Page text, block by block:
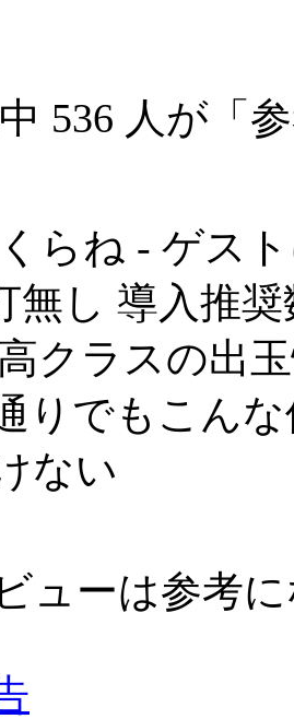
536 人が「
らね - ゲス
無し 導入推
クラスの出
りでもこん
ない
ューは参考